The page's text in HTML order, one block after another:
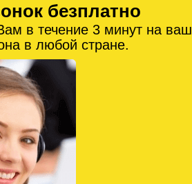
безплатно
в течение 3 минут на ваш
в любой стране.